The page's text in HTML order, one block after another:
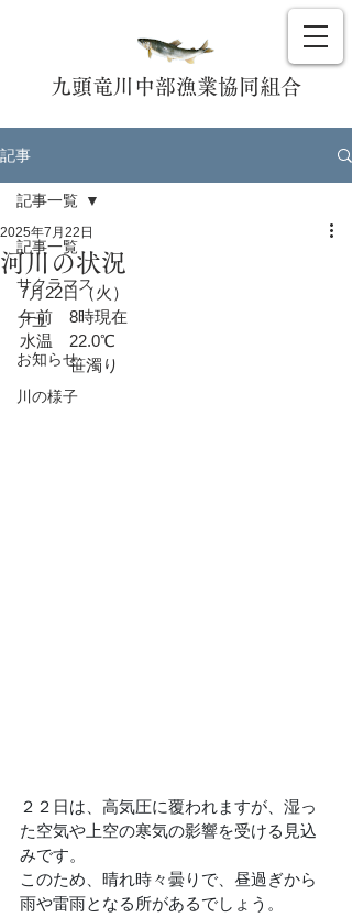
九頭竜川中部漁業協同組合
記事
記事一覧
サクラマス
アユ
お知らせ
川の様子
記事一覧
河川の状況
2025年7月22日
7月22日（火）
午前　8時現在
水温　22.0℃
笹濁り
２２日は、高気圧に覆われますが、湿っ
た空気や上空の寒気の影響を受ける見込
みです。
このため、晴れ時々曇りで、昼過ぎから
雨や雷雨となる所があるでしょう。